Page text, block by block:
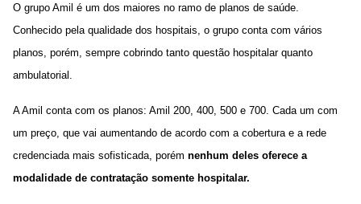
O grupo Amil é um dos maiores no ramo de planos de saúde.
Conhecido pela qualidade dos hospitais, o grupo conta com vários
planos, porém, sempre cobrindo tanto questão hospitalar quanto
ambulatorial.
AAmil conta com os planos: Amil 200, 400, 500 e 700. Cada um com
um preço, que vai aumentando de acordo com a cobertura e a rede
credenciada mais sofisticada, porém nenhum deles oferece a
modalidade de contratação somente hospitalar.